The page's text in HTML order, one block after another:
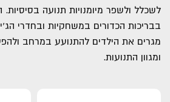
לשכלל ולשפר מיומנויות תנועה בסיסיות.
בבריכות הכדורים במשחקיות ובחדרי
מגרים את הילדים להתנועע במרחב
ומגוון התנועות.